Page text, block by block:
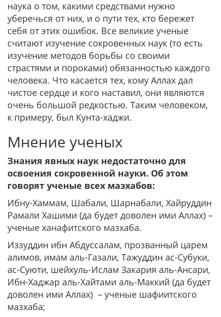
наука о том, какими средствами нужно
уберечься от них, и о пути тех, кто бережет
себя от этих ошибок. Все великие ученые
считают изучение сокровенных наук (то есть
изучение методов борьбы со своими
страстями и пороками) обязанностью каждого
человека. Что касается тех, кому Аллах дал
чистое сердце и кого наставил, они являются
очень большой редкостью. Таким человеком,
к примеру, был Кунта-хаджи.
Мнение ученых
Знания явных наук недостаточно для
освоения сокровенной науки. Об этом
говорят ученые всех мазхабов:
Ибну-Хаммам, Шабали, Шарнабали, Хайруддин
Рамали Хашими (да будет доволен ими Аллах) –
ученые ханафитского мазхаба.
Иззуддин ибн Абдуссалам, прозванный царем
алимов, имам аль-Газали, Тажуддин ас-Субуки,
ас-Суюти, шейхуль-Ислам Закария аль-Ансари,
Ибн-Хаджар аль-Хайтами аль-Маккий (да будет
доволен ими Аллах) – ученые шафиитского
мазхаба;